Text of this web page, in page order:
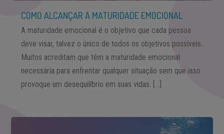
COMO ALCANÇAR A MATURIDADE EMOCIONAL
A maturidade emocional é o objetivo que cada pessoa
deve visar, talvez o único de todos os objetivos possíveis.
Muitos acreditam que têm a maturidade emocional
necessária para enfrentar qualquer situação sem que isso
provoque um desequilíbrio em suas vidas. […]